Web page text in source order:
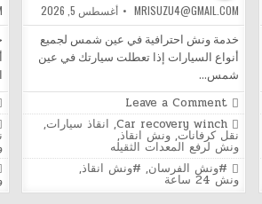
MRISUZU4@GMAIL.COM أغسطس 5, 2026
خدمة ونش احترافية في عين شمس لجميع
أنواع السيارات إذا تعطلت سيارتك في عين
شمس…
Leave a Comment
on
خدمة
ونش
احترافية
في
عين
شمس
أنواع
Posted
in
Car recovery winch
, انقاذ سيارات,
نقل كرفانات, ونش انقاذ,
ونش لرفع المعدات الثقيله
Tagged
#ونش الفرسان, #ونش انقاذ,
ونش 24 ساعة